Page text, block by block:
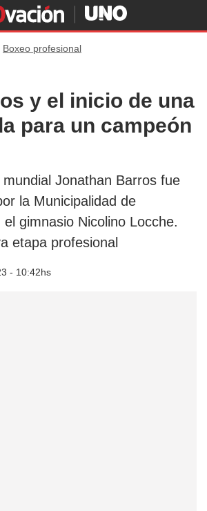
Boxeo profesional
y el inicio de una
para un campeón
Jonathan Barros fue
la Municipalidad de
gimnasio Nicolino Locche.
etapa profesional
- 10:42hs